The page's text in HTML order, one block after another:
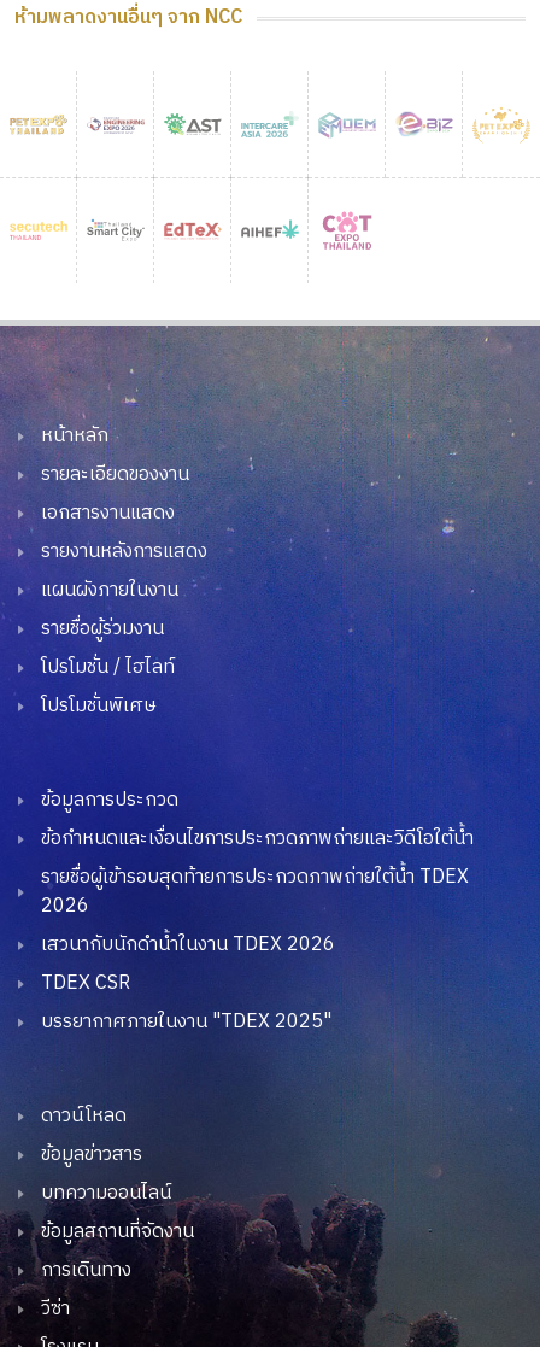
ห้ามพลาดงานอื่นๆ จาก NCC
หน้าหลัก
รายละเอียดของงาน
เอกสารงานแสดง
รายงานหลังการแสดง
แผนผังภายในงาน
รายชื่อผู้ร่วมงาน
โปรโมชั่น / ไฮไลท์
โปรโมชั่นพิเศษ
ข้อมูลการประกวด
ข้อกำหนดและเงื่อนไขการประกวดภาพถ่ายและวิดีโอใต้น้ำ
รายชื่อผู้เข้ารอบสุดท้ายการประกวดภาพถ่ายใต้น้ำ TDEX
2026
เสวนากับนักดำน้ำในงาน TDEX 2026
TDEX CSR
บรรยากาศภายในงาน "TDEX 2025"
ดาวน์โหลด
ข้อมูลข่าวสาร
บทความออนไลน์
ข้อมูลสถานที่จัดงาน
การเดินทาง
วีซ่า